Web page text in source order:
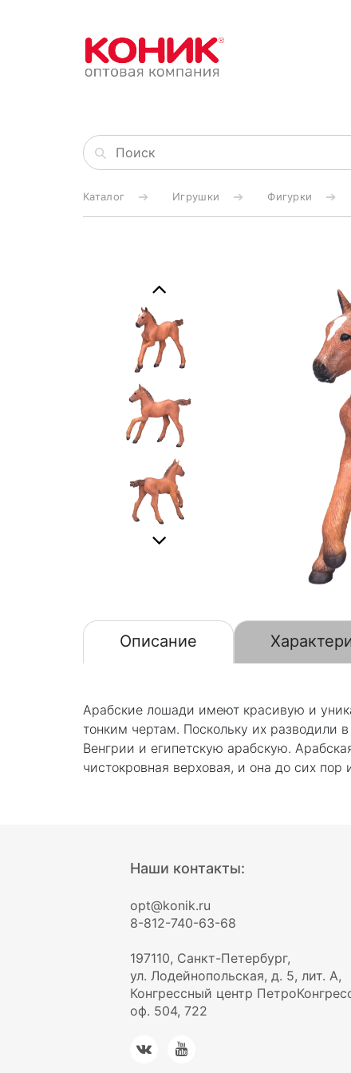
Каталог Игрушки Фигурки
Описание
Арабские лошади имеют красивую и
тонким чертам. Поскольку их разводили
Венгрии и египетскую арабскую.
чистокровная верховая, и она до сих
Наши контакты:
opt@konik.ru
8-812-740-63-68
197110, Санкт-Петербург,
ул. Лодейнопольская, д. 5, лит. А,
Конгрессный центр
оф. 504, 722